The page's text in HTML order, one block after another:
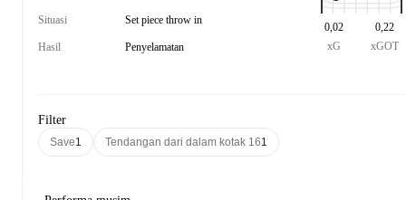
Situasi Set piece throw in
Hasil Penyelamatan
0,02
xG
0,22
xGOT
Filter
Save1 Tendangan dari dalam kotak 161